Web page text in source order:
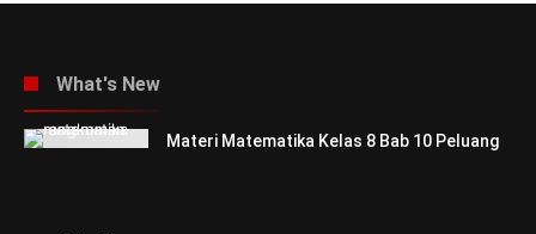
What's New
Materi Matematika Kelas 8 Bab 10 Peluang